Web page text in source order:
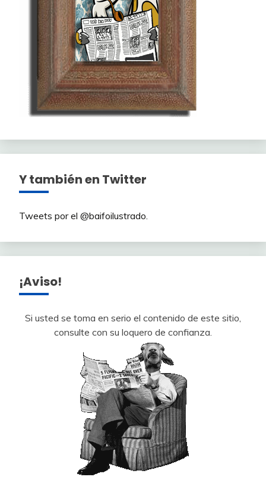
Y también en Twitter
Tweets por el @baifoilustrado.
¡Aviso!
Si usted se toma en serio el contenido de este sitio,
consulte con su loquero de confianza.